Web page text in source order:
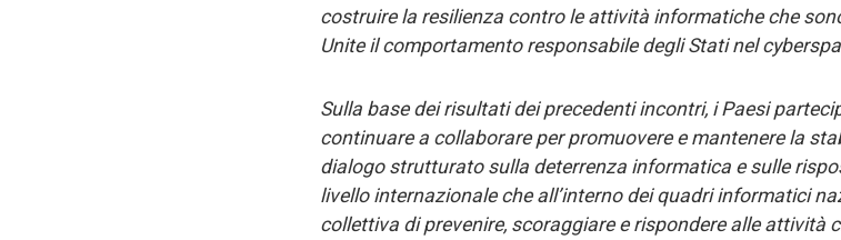
costruire la resilienza contro le attività informatiche che
Unite il comportamento responsabile degli Stati nel
Sulla base dei risultati dei precedenti incontri, i Paesi
continuare a collaborare per promuovere e mantenere la
dialogo strutturato sulla deterrenza informatica e sulle
livello internazionale che all’interno dei quadri informatici
collettiva di prevenire, scoraggiare e rispondere alle attività